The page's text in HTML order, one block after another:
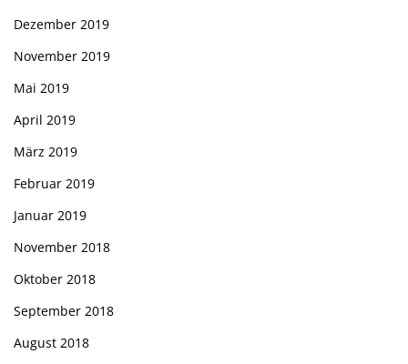
Dezember 2019
November 2019
Mai 2019
April 2019
März 2019
Februar 2019
Januar 2019
November 2018
Oktober 2018
September 2018
August 2018